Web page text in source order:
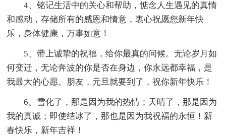
4、铭记生活中的关心和帮助，惦念人生遇见的真情
和感动，存储所有的感恩和情意，衷心祝愿您新年快
乐，身体健康，万事如意！
5、带上诚挚的祝福，给你最真的问候。无论岁月如
何变迁，无论奔波的你是否在身边，你永远都幸福，是
我最大的心愿。朋友，元旦就要到了，祝你新年快乐！
6、雪化了，那是因为我的热情；天晴了，那是因为
我的真诚；即使结冰了，那也是因为我祝福的永恒！新
春快乐，新年吉祥！